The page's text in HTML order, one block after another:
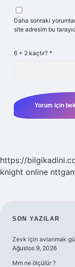
Daha sonraki
site adresim bu
6 + 2 kaçtır? *
https://
knight online
SON YAZILAR
Zevk için avlanmak
Ağustos 9, 2026
Mm ne ölçülür ?